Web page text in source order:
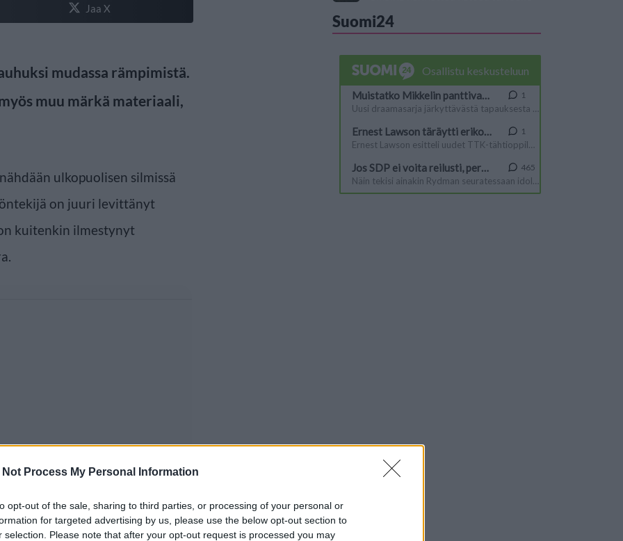
Not Process My Personal Information
opt-out of the sale, sharing to third parties, or processing of your personal or
for targeted advertising by us, please use the below opt-out section to
selection. Please note that after your opt-out request is processed you may
Jaa X
mudassa rämpimistä.
muu märkä materiaali,
ulkopuolisen silmissä
on juuri levittänyt
kuitenkin ilmestynyt
Suomi24